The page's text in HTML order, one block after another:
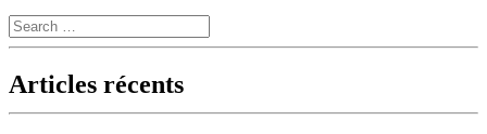
Search
Articles récents